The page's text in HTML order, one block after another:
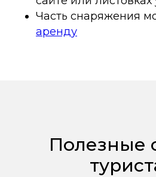
Часть снаряжения
аренду
Полезные